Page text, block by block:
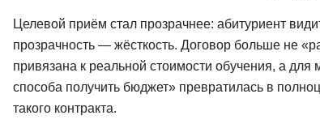
Целевой приём стал прозрачнее: абитуриент
прозрачность — жёсткость. Договор больше не
привязана к реальной стоимости обучения, а
способа получить бюджет» превратилась в
такого контракта.